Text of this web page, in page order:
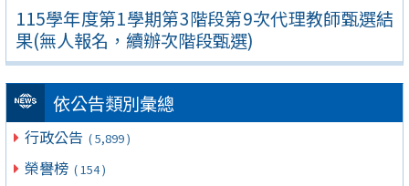
115學年度第1學期第3階段第9次代理教師甄選結
果(無人報名，續辦次階段甄選)
依公告類別彙總
行政公告 ( 5,899 )
榮譽榜 ( 154 )